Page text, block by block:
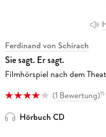
Ferdinand von Schirach
Sie sagt. Er sagt.
Filmhörspiel nach dem
(1 Bewertung)15
Hörbuch CD